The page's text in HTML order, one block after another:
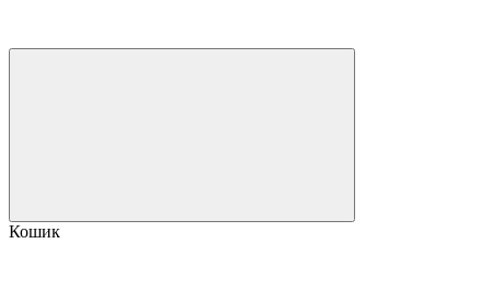
Кошик